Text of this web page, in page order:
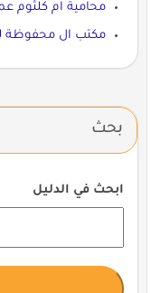
محامية ام كلثوم
مكتب ال محفوظة
بحث
ابحث في الدليل